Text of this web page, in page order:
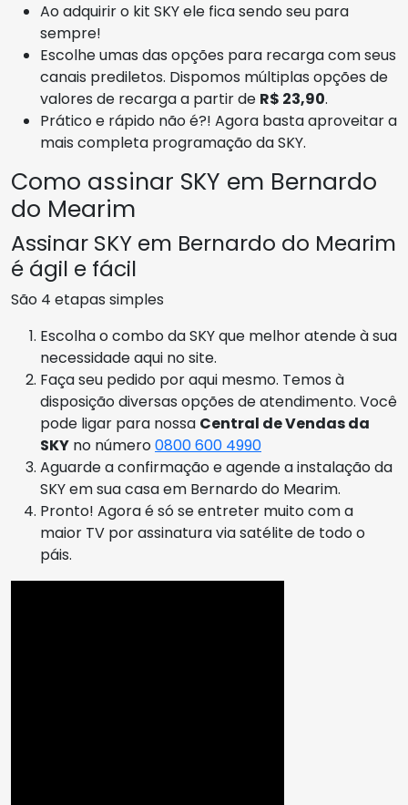
Ao adquirir o kit SKY ele fica sendo seu para
sempre!
Escolhe umas das opções para recarga com seus
canais prediletos. Dispomos múltiplas opções de
valores de recarga a partir de R$ 23,90.
Prático e rápido não é?! Agora basta aproveitar a
mais completa programação da SKY.
Como assinar SKY em Bernardo
do Mearim
Assinar SKY em Bernardo do Mearim
é ágil e fácil
São 4 etapas simples
Escolha o combo da SKY que melhor atende à sua
necessidade aqui no site.
Faça seu pedido por aqui mesmo. Temos à
disposição diversas opções de atendimento. Você
pode ligar para nossa Central de Vendas da
SKY no número0800 600 4990
Aguarde a confirmação e agende a instalação da
SKY em sua casa em Bernardo do Mearim.
Pronto! Agora é só se entreter muito com a
maior TV por assinatura via satélite de todo o
páis.